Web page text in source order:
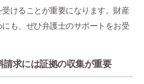
けることが重要になります。財産
も、ぜひ弁護士のサポートをお受
請求には証拠の収集が重要